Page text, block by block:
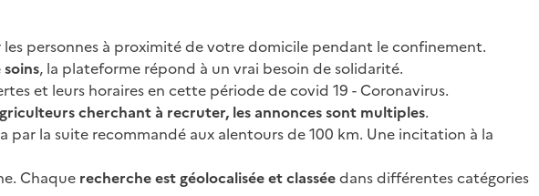
les personnes à proximité de votre domicile pendant le confinement.
, la plateforme répond à un vrai besoin de solidarité.
et leurs horaires en cette période de covid 19 - Coronavirus.
cherchant à recruter, les annonces sont multiples.
la suite recommandé aux alentours de 100 km. Une incitation à la
Chaque recherche est géolocalisée et classéedans différentes catégories